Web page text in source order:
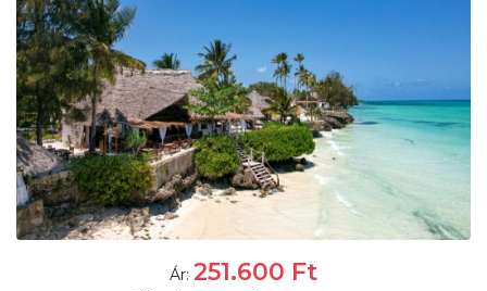
Ár: 251.600 Ft